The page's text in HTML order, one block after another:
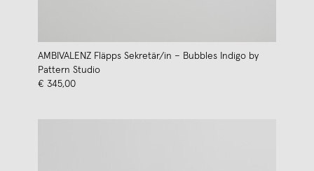
AMBIVALENZ Fläpps Sekretär/in – Bubbles Indigo by
Pattern Studio
€ 345,00